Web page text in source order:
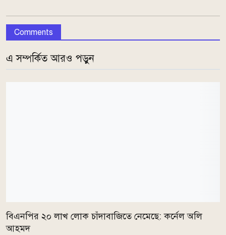
Comments
এ সম্পর্কিত আরও পড়ুন
বিএনপির ২০ লাখ লোক চাঁদাবাজিতে নেমেছে: কর্নেল অলি
আহমদ